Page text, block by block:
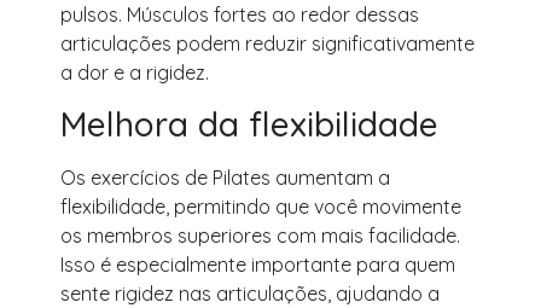
pulsos. Músculos fortes ao redor dessas
articulações podem reduzir significativamente
a dor e a rigidez.
Melhora da flexibilidade
Os exercícios de Pilates aumentam a
flexibilidade, permitindo que você movimente
os membros superiores com mais facilidade.
Isso é especialmente importante para quem
sente rigidez nas articulações, ajudando a